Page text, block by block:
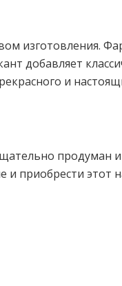
изготовления.
добавляет
и
продуман
приобрести этот